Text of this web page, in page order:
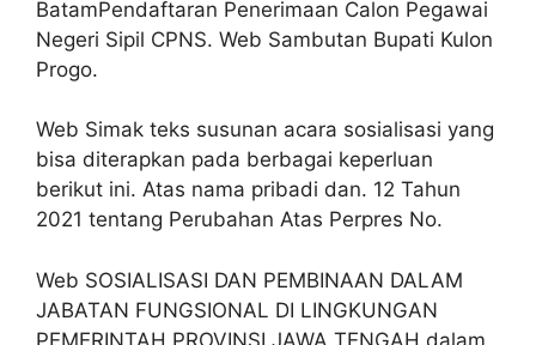
BatamPendaftaran Penerimaan Calon Pegawai
Negeri Sipil CPNS. Web Sambutan Bupati Kulon
Progo.
Web Simak teks susunan acara sosialisasi yang
bisa diterapkan pada berbagai keperluan
berikut ini. Atas nama pribadi dan. 12 Tahun
2021 tentang Perubahan Atas Perpres No.
Web SOSIALISASI DAN PEMBINAAN DALAM
JABATAN FUNGSIONAL DI LINGKUNGAN
PEMERINTAH PROVINSI JAWA TENGAH dalam